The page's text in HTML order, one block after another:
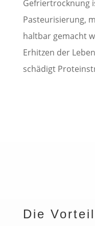
Gefriertrocknung
Pasteurisierung,
haltbar gemacht
Erhitzen der
schädigt
Die